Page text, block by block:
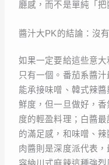
廳感，而不是單純「把
醬汁大PK的結論：沒
如果一定要給這些意
只有一個。番茄系醬
能承接味噌、韓式辣
鮮度，但一旦做好，
度的輕盈料理；白醬
的滿足感，和味噌、
肉醬則是深度派代表
容納川式麻辣這種強烈